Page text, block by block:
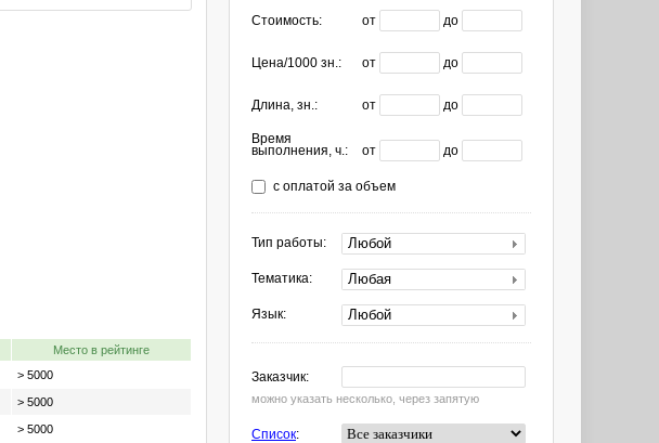
Стоимость: от до
Цена/1000 зн.: от до
Длина, зн.: от до
Время
выполнения, ч.: от до
с оплатой за объем
Тип работы: Любой
Тематика: Любая
Язык: Любой
Заказчик:
можно указать несколько, через запятую
Список:
Место в рейтинге
> 5000
> 5000
> 5000